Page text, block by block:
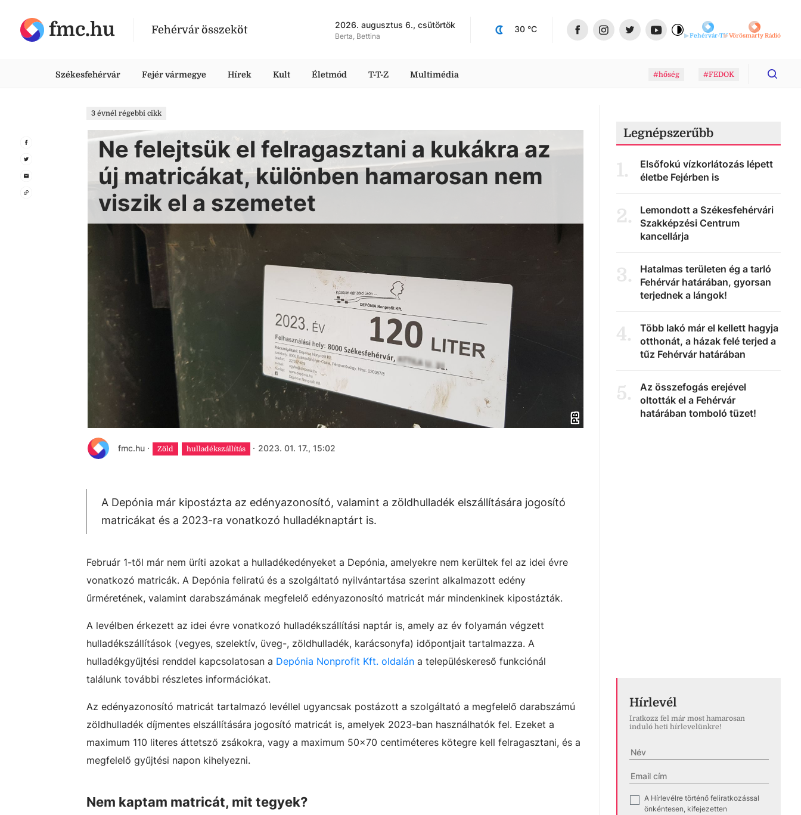
fmc.hu Fehérvár összeköt 2026. augusztus 6., csütörtök
Berta, Bettina
30 °C
Fehérvár-TVVörösmarty Rádió
Székesfehérvár Fejér vármegye Hírek Kult Életmód T-T-Z Multimédia #hőség #FEDOK
3 évnél régebbi cikk
PB
Ne felejtsük el felragasztani a kukákra az
új matricákat, különben hamarosan nem
viszik el a szemetet
fmc.hu · Zöld hulladékszállítás · 2023. 01. 17., 15:02
A Depónia már kipostázta az edényazonosító, valamint a zöldhulladék elszállítására jogosító
matricákat és a 2023-ra vonatkozó hulladéknaptárt is.
Február 1-től már nem üríti azokat a hulladékedényeket a Depónia, amelyekre nem kerültek fel az idei évre
vonatkozó matricák. A Depónia feliratú és a szolgáltató nyilvántartása szerint alkalmazott edény
űrméretének, valamint darabszámának megfelelő edényazonosító matricát már mindenkinek kipostázták.
A levélben érkezett az idei évre vonatkozó hulladékszállítási naptár is, amely az év folyamán végzett
hulladékszállítások (vegyes, szelektív, üveg-, zöldhulladék, karácsonyfa) időpontjait tartalmazza. A
hulladékgyűjtési renddel kapcsolatosan a Depónia Nonprofit Kft. oldalán a településkereső funkciónál
találunk további részletes információkat.
Az edényazonosító matricát tartalmazó levéllel ugyancsak postázott a szolgáltató a megfelelő darabszámú
zöldhulladék díjmentes elszállítására jogosító matricát is, amelyek 2023-ban használhatók fel. Ezeket a
maximum 110 literes áttetsző zsákokra, vagy a maximum 50x70 centiméteres kötegre kell felragasztani, és a
megfelelő gyűjtési napon kihelyezni.
Nem kaptam matricát, mit tegyek?
Legnépszerűbb
1.
Elsőfokú vízkorlátozás lépett
életbe Fejérben is
2.
Lemondott a Székesfehérvári
Szakképzési Centrum
kancellárja
3.
Hatalmas területen ég a tarló
Fehérvár határában, gyorsan
terjednek a lángok!
4.
Több lakó már el kellett hagyja
otthonát, a házak felé terjed a
tűz Fehérvár határában
5.
Az összefogás erejével
oltották el a Fehérvár
határában tomboló tüzet!
Hírlevél
Iratkozz fel már most hamarosan
induló heti hírlevelünkre!
A Hírlevélre történő feliratkozással
önkéntesen, kifejezetten